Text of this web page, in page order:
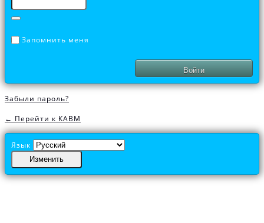
Запомнить меня
Забыли пароль?
← Перейти к КАВМ
Язык